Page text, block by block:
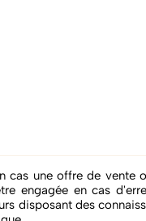
cas une offre de vente
engagée en cas
disposant des